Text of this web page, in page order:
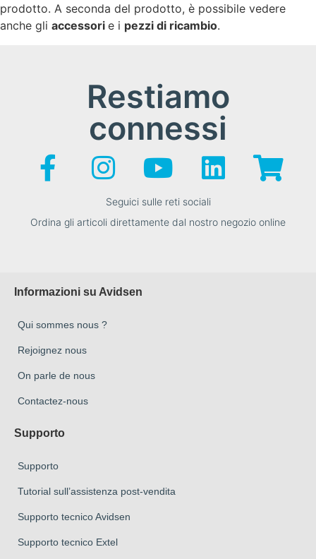
prodotto. A seconda del prodotto, è possibile vedere
anche gli accessori e i pezzi di ricambio.
Restiamo
connessi
Seguici sulle reti sociali
Ordina gli articoli direttamente dal nostro negozio online
Informazioni su Avidsen
Qui sommes nous ?
Rejoignez nous
On parle de nous
Contactez-nous
Supporto
Supporto
Tutorial sull’assistenza post-vendita
Supporto tecnico Avidsen
Supporto tecnico Extel